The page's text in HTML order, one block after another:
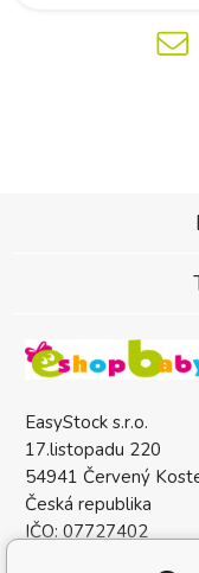
EasyStock s.r.o.
17.listopadu 220
54941 Červený
Česká republika
IČO: 07727402